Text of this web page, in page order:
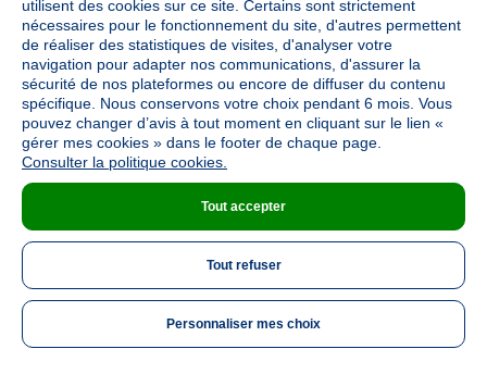
utilisent des cookies sur ce site. Certains sont strictement
nécessaires pour le fonctionnement du site, d'autres permettent
de réaliser des statistiques de visites, d'analyser votre
navigation pour adapter nos communications, d'assurer la
sécurité de nos plateformes ou encore de diffuser du contenu
spécifique. Nous conservons votre choix pendant 6 mois. Vous
pouvez changer d’avis à tout moment en cliquant sur le lien «
gérer mes cookies » dans le footer de chaque page.
Consulter la politique cookies.
Tout accepter
Tout refuser
Personnaliser mes choix